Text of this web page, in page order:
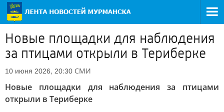
Новые площадки для наблюдения
за птицами открыли в Териберке
10 июня 2026, 20:30 СМИ
Новые площадки для наблюдения за птицами
открыли в Териберке